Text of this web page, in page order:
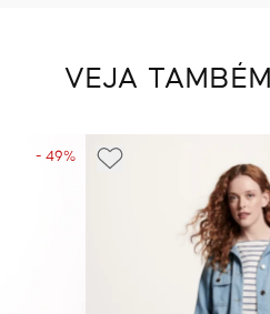
VEJA TAMBÉM
- 49%